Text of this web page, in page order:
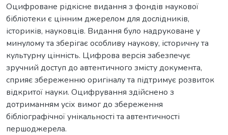
Оцифроване рідкісне видання з фондів наукової
бібліотеки є цінним джерелом для дослідників,
істориків, науковців. Видання було надруковане у
минулому та зберігає особливу наукову, історичну та
культурну цінність. Цифрова версія забезпечує
зручний доступ до автентичного змісту документа,
сприяє збереженню оригіналу та підтримує розвиток
відкритої науки. Оцифрування здійснено з
дотриманням усіх вимог до збереження
бібліографічної унікальності та автентичності
першоджерела.